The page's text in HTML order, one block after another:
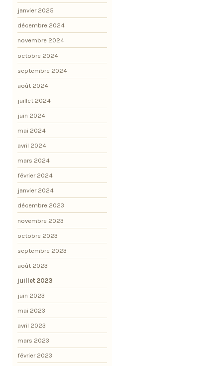
janvier 2025
décembre 2024
novembre 2024
octobre 2024
septembre 2024
août 2024
juillet 2024
juin 2024
mai 2024
avril 2024
mars 2024
février 2024
janvier 2024
décembre 2023
novembre 2023
octobre 2023
septembre 2023
août 2023
juillet 2023
juin 2023
mai 2023
avril 2023
mars 2023
février 2023